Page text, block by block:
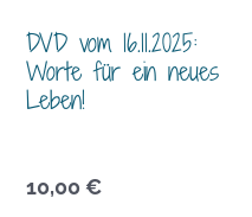
DVD vom 16.11.2025:
Worte für ein neues
Leben!
10,00 €